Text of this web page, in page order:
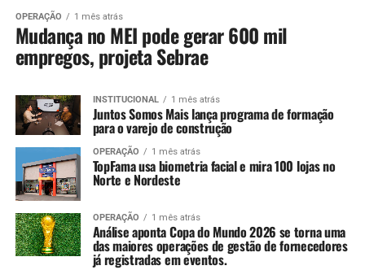
OPERAÇÃO 1 mês atrás
Mudança no MEI pode gerar 600 mil
empregos, projeta Sebrae
INSTITUCIONAL 1 mês atrás
Juntos Somos Mais lança programa de formação
para o varejo de construção
OPERAÇÃO 1 mês atrás
TopFama usa biometria facial e mira 100 lojas no
Norte e Nordeste
OPERAÇÃO 1 mês atrás
Análise aponta Copa do Mundo 2026 se torna uma
das maiores operações de gestão de fornecedores
já registradas em eventos.